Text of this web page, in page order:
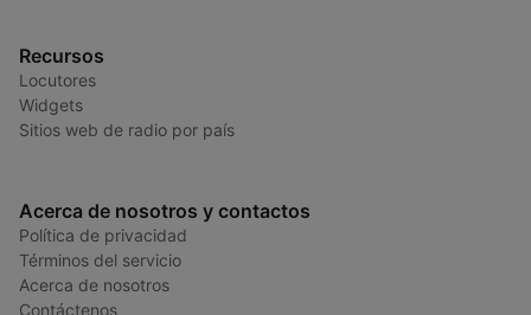
Recursos
Locutores
Widgets
Sitios web de radio por país
Acerca de nosotros y contactos
Política de privacidad
Términos del servicio
Acerca de nosotros
Contáctenos